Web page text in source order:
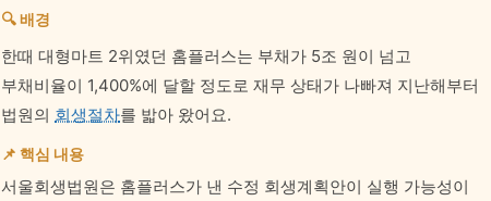
🔍 배경
한때 대형마트 2위였던 홈플러스는 부채가 5조 원이 넘고
부채비율이 1,400%에 달할 정도로 재무 상태가 나빠져 지난해부터
법원의 회생절차를 밟아 왔어요.
📌 핵심 내용
서울회생법원은 홈플러스가 낸 수정 회생계획안이 실행 가능성이